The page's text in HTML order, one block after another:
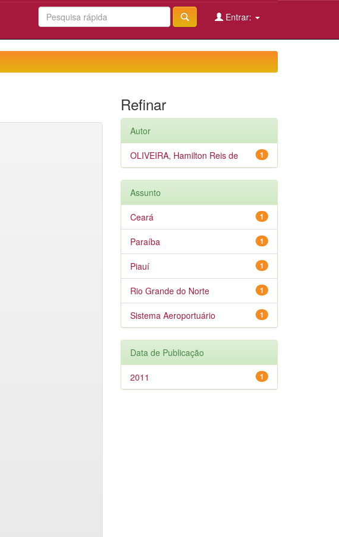
Entrar:
Refinar
Autor
1
OLIVEIRA, Hamilton Reis de
Assunto
1
Ceará
1
Paraíba
1
Piauí
1
Rio Grande do Norte
1
Sistema Aeroportuário
Data de Publicação
1
2011